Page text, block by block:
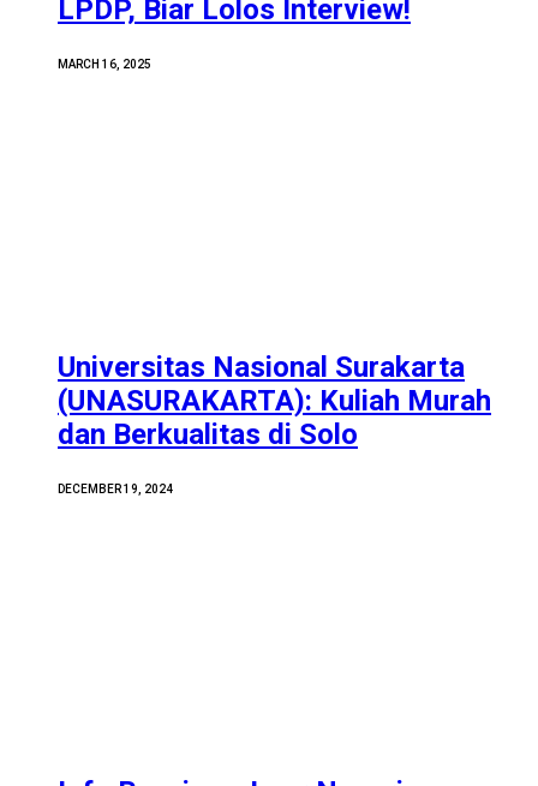
LPDP, Biar Lolos Interview!
MARCH 16, 2025
Universitas Nasional Surakarta
(UNASURAKARTA): Kuliah Murah
dan Berkualitas di Solo
DECEMBER 19, 2024